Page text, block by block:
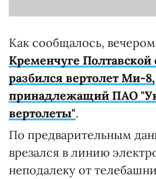
Как сообщалось,
Кременчуге Полтавской
разбился вертолет Ми-8,
принадлежащий ПАО
вертолеты".
По предварительным
врезался в линию
неподалеку от